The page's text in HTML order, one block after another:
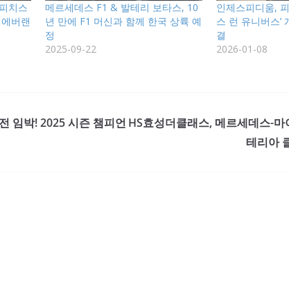
치스
버랜
메르세데스 F1 & 발테리 보타스, 10
년 만에 F1 머신과 함께 한국 상륙 예
정
2025-09-22
인제스피디움,
스 런 유니버스’
결
2026-01-08
임박! 2025 시즌 챔피언 HS효성더클래스, 메르세데스-마
테리아